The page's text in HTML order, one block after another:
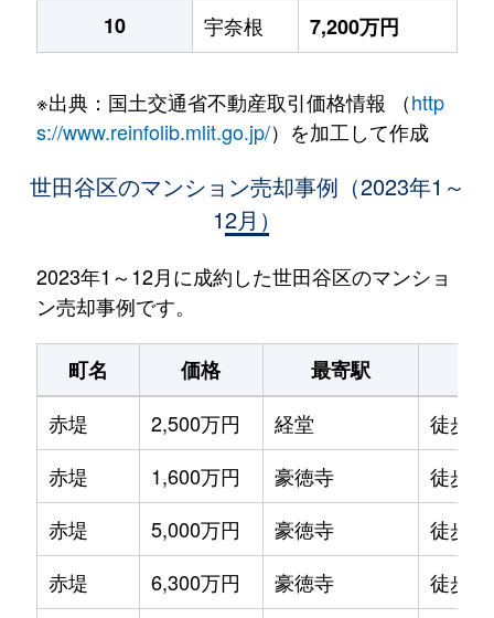
10
宇奈根 7,200万円
※出典：国土交通省不動産取引価格情報 （http
s://www.reinfolib.mlit.go.jp/）を加工して作成
世田谷区のマンション売却事例（2023年1～
12月）
2023年1～12月に成約した世田谷区のマンショ
ン売却事例です。
町名 価格 最寄駅
赤堤
2,500万円 経堂
徒歩8
赤堤
1,600万円 豪徳寺
徒歩6
赤堤
5,000万円 豪徳寺
徒歩4
赤堤
6,300万円 豪徳寺
徒歩7